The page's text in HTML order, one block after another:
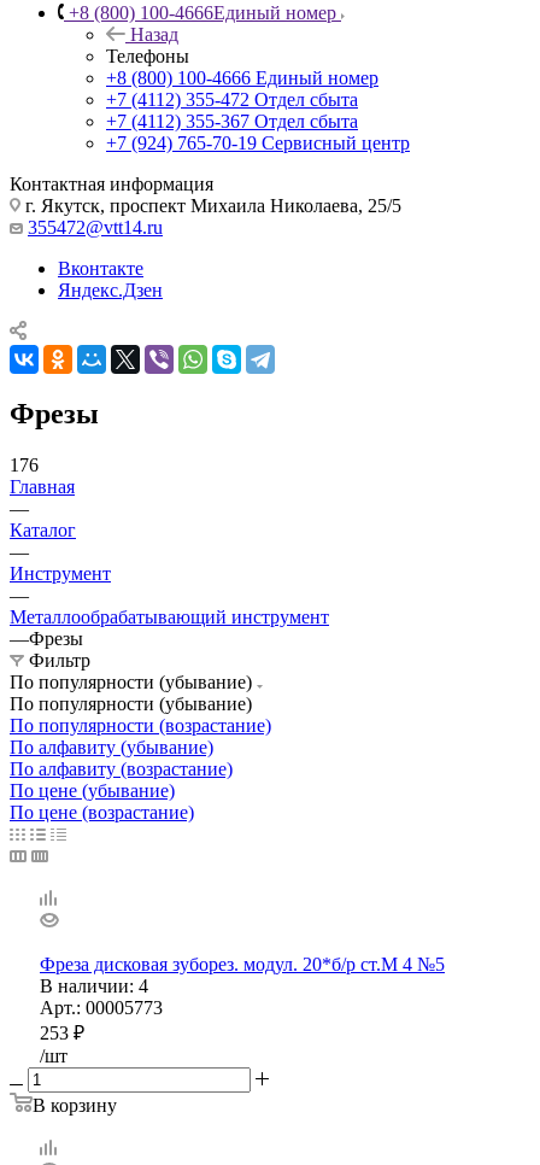
+8 (800) 100-4666Единый номер
Назад
Телефоны
+8 (800) 100-4666 Единый номер
+7 (4112) 355-472 Отдел сбыта
+7 (4112) 355-367 Отдел сбыта
+7 (924) 765-70-19 Сервисный центр
Контактная информация
г. Якутск, проспект Михаила Николаева, 25/5
355472@vtt14.ru
Вконтакте
Яндекс.Дзен
Фрезы
176
Главная
—
Каталог
—
Инструмент
—
Металлообрабатывающий инструмент
—Фрезы
Фильтр
По популярности (убывание)
По популярности (убывание)
По популярности (возрастание)
По алфавиту (убывание)
По алфавиту (возрастание)
По цене (убывание)
По цене (возрастание)
Фреза дисковая зуборез. модул. 20*б/р ст.М 4 №5
В наличии: 4
Арт.: 00005773
253 ₽
/шт
В корзину